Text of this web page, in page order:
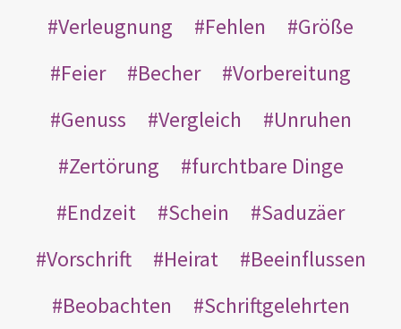
Verleugnung Fehlen
Größe
Feier
Becher
Vorbereitung
Genuss
Vergleich
Unruhen
Zertörung
furchtbare Dinge
Endzeit
Schein
Saduzäer
Vorschrift
Heirat
Beeinflussen
Beobachten
Schriftgelehrten